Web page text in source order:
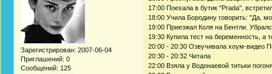
Зарегистрирован: 2007-06-04
Приглашений: 0
Сообщений: 125
17:00 Поехала в бутик "Prada",
18:00 Учила Бородину говорить: "Да,
19:00 Приезжал Коля на Бентли.
19:30 Купила тест на беременность, а
20:00 - 20:30 Озвучивала хоум-видео
20:30 - 20:32 Читала
22:00 Взяла у Водонаевой титьки